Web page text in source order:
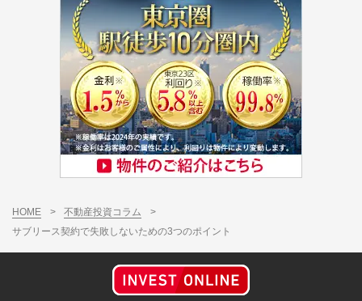
HOME > 不動産投資コラム
>
サブリース契約で失敗しないための3つのポイント